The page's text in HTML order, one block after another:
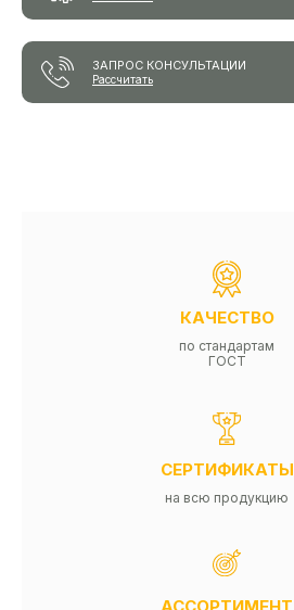
ЗАПРОС КОНСУЛЬТАЦИИ
Рассчитать
КАЧЕСТВО
по стандартам
ГОСТ
СЕРТИФИКАТЫ
на всю продукцию
АССОРТИМЕНТ